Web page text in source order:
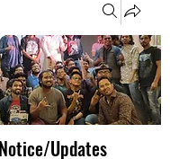
Updates